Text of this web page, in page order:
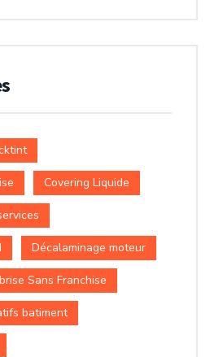
Covering Liquide
Décalaminage moteur
Sans Franchise
batiment